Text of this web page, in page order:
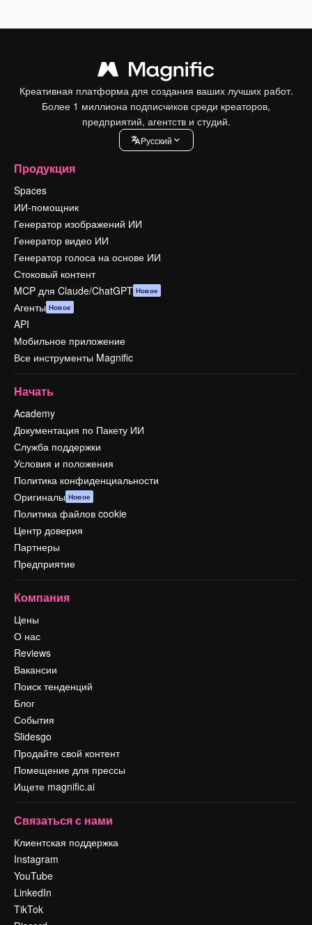
Креативная платформа для создания ваших лучших работ.
Более 1 миллиона подписчиков среди креаторов,
предприятий, агентств и студий.
Pусский
Продукция
Spaces
ИИ-помощник
Генератор изображений ИИ
Генератор видео ИИ
Генератор голоса на основе ИИ
Стоковый контент
MCP для Claude/ChatGPT Новое
Агенты Новое
API
Мобильное приложение
Все инструменты Magnific
Начать
Academy
Документация по Пакету ИИ
Служба поддержки
Условия и положения
Политика конфиденциальности
Оригиналы Новое
Политика файлов cookie
Центр доверия
Партнеры
Предприятие
Компания
Цены
О нас
Reviews
Вакансии
Поиск тенденций
Блог
События
Slidesgo
Продайте свой контент
Помещение для прессы
Ищете magnific.ai
Связаться с нами
Клиентская поддержка
Instagram
YouTube
LinkedIn
TikTok